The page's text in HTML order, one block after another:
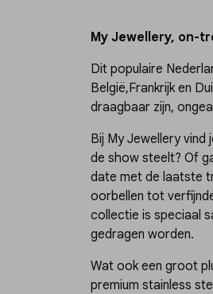
My Jewellery, on-
Dit populaire
België,Frankrijk en
draagbaar zijn,
Bij My Jewellery
de show steelt? Of
date met de laatste
oorbellen tot
collectie is speciaal
gedragen worden.
Wat ook een groot
premium stainless